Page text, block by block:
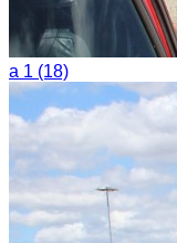
a 1 (18)